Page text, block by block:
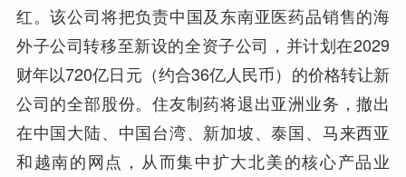
红。该公司将把负责中国及东南亚医药品销售的海
外子公司转移至新设的全资子公司，并计划在2029
财年以720亿日元（约合36亿人民币）的价格转让新
公司的全部股份。住友制药将退出亚洲业务，撤出
在中国大陆、中国台湾、新加坡、泰国、马来西亚
和越南的网点，从而集中扩大北美的核心产品业